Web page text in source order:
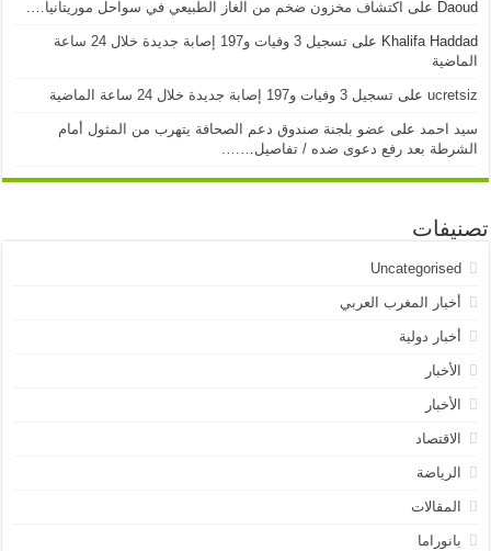
Daoud على اكتشاف مخزون ضخم من الغاز الطبيعي في سواحل موريتانيا….
Khalifa Haddad على
تسجيل 3 وفيات و197 إصابة جديدة خلال 24 ساعة
الماضية
ucretsiz علىتسجيل 3 وفيات و197 إصابة جديدة خلال 24 ساعة الماضية
سيد احمد على عضو بلجنة صندوق دعم الصحافة يتهرب من المثول أمام
الشرطة بعد رفع دعوى ضده / تفاصيل…….
تصنيفات
Uncategorised
أخبار المغرب العربي
أخبار دولية
الأخبار
الأخبار
الاقتصاد
الرياضة
المقالات
بانوراما